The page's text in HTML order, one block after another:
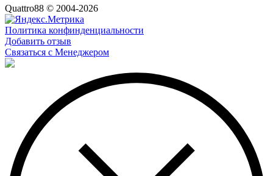
Quattro88 © 2004-2026
Политика конфинденциальности
Добавить отзыв
Связаться с Менеджером